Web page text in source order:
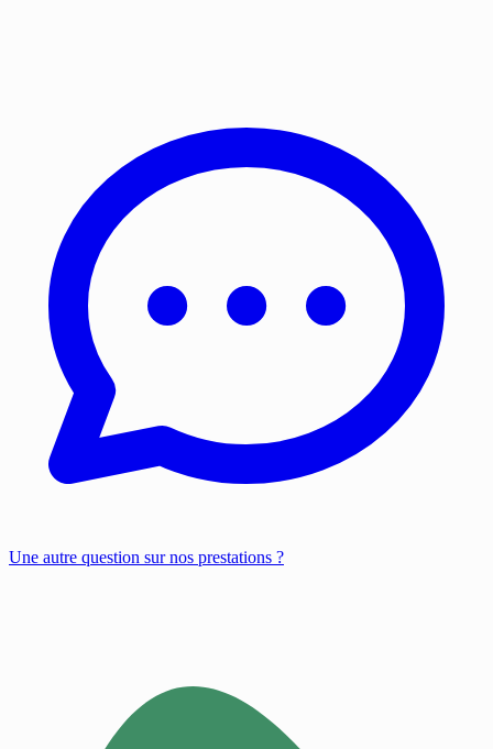
Une autre question sur nos prestations ?